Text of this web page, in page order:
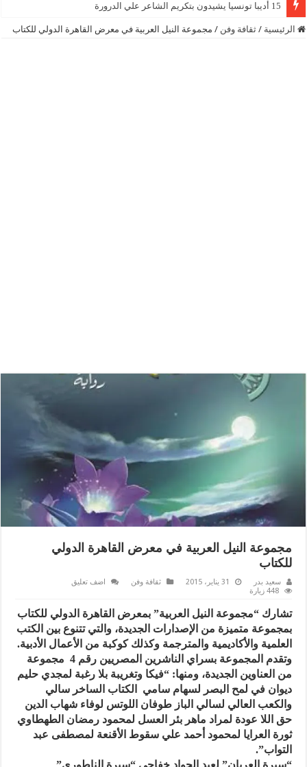
15 أديبا تونسيا يشيدون بتكريم الشاعر علي الدرورة
الرئيسية / ثقافة وفن / مجموعة النيل العربية في معرض القاهرة الدولي للكتاب
مجموعة النيل العربية في معرض القاهرة الدولي
للكتاب
سعيد بدر 31 يناير، 2015 ثقافة وفن
اضف تعليق
448 زيارة
تشارك “مجموعة النيل العربية” بمعرض القاهرة الدولي للكتاب
بمجموعة متميزة من الإصدارات الجديدة، والتي تتنوع بين الكتب
العلمية والأكاديمية والمترجمة وكذلك كوكبة من الأعمال الأدبية.
وتقدم المجموعة بسراي الناشرين المصريين رقم 4 مجموعة
من العناوين الجديدة، ومنها: “فيكا وتغريبة بلا رغبة لمجدي حليم
ديوان في لمح البصر لسهام سامي الكتاب الساخر سالي
والكعب العالي لسالي الباز طوفان اللوتس لوفاء شهاب الدين
حق اللا عودة لمراد ماهر بئر العسل لمحمود رمضان الطهطاوي
ثورة العرايا لمحمود أحمد علي سقوط الأقنعة لمصطفى عبد
التواب”.
“سيرة العريان” لعبد الجواد خفاجي “سيرة الناطوري”